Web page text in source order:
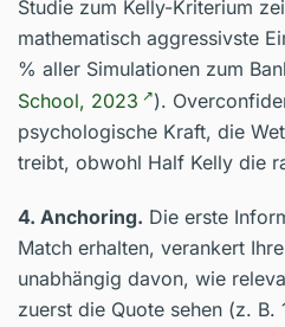
Studie zum Kelly-Kriterium
mathematisch aggressivste
% aller Simulationen zum
School, 2023
).
psychologische Kraft, die
treibt, obwohl Half Kelly die
4. Anchoring. Die erste
Match erhalten, verankert
unabhängig davon, wie
zuerst die Quote sehen (z.